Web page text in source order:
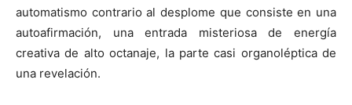
automatismo contrario al desplome que consiste en una
autoafirmación, una entrada misteriosa de energía
creativa de alto octanaje, la parte casi organoléptica de
una revelación.